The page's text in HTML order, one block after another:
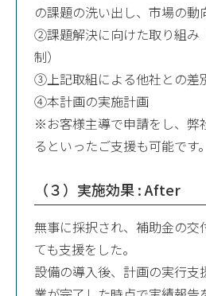
の課題の洗い出し、市場の動
②課題解決に向けた取り組み
制）
③上記取組による他社との差
④本計画の実施計画
※お客様主導で申請をし、弊
るといったご支援も可能です。
（３）実施効果 : After
無事に採択され、補助金の交
ても支援をした。
設備の導入後、計画の実行支